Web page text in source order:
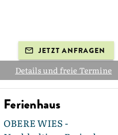
JETZT ANFRAGEN
Details und freie Termine
Ferienhaus
OBERE WIES -